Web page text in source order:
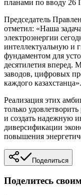
планами по вводу
Председатель
отметил: «Наша
электроэнергии
интеллектуальную и
фундаментом для
десятилетия вперед.
заводов, цифровых
каждого казахстанца».
Реализация этих
только
и создать надежную
диверсификации
повышения
Поделиться
Поделитесь